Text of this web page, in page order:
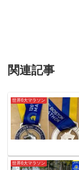
関連記事
世界6大マラソン
世界6大マラソン